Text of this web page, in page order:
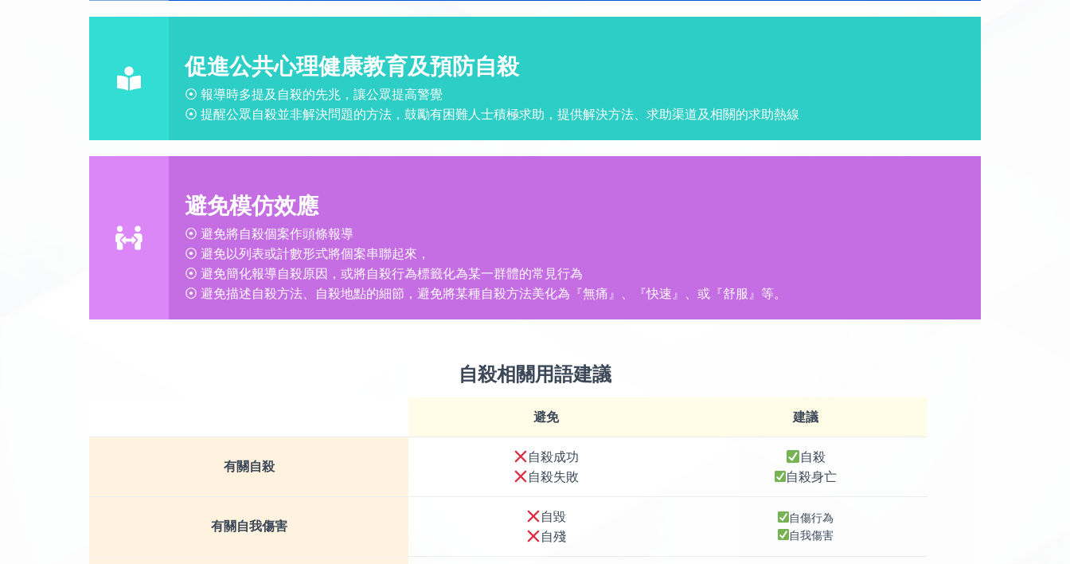
促進公共心理健康教育及預防自殺
⦿ 報導時多提及自殺的先兆，讓公眾提高警覺
⦿ 提醒公眾自殺並非解決問題的方法，鼓勵有困難人士積極求助，提供解決方法、求助渠道及相關的求助熱線
避免模仿效應
⦿ 避免將自殺個案作頭條報導
⦿ 避免以列表或計數形式將個案串聯起來，
⦿ 避免簡化報導自殺原因，或將自殺行為標籤化為某一群體的常見行為
⦿ 避免描述自殺方法、自殺地點的細節，避免將某種自殺方法美化為『無痛』、『快速』、或『舒服』等。
自殺相關用語建議
避免 建議
有關自殺
自殺成功
自殺失敗
自殺
自殺身亡
有關自我傷害
自毀
自殘
自傷行為
自我傷害